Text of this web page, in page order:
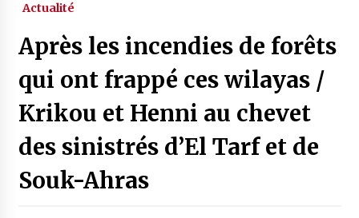
4 ans ago
Oum el Gaïla / L’ogresse du M’zab
4 ans ago
montagnards
Actualité
Après les incendies de forêts
qui ont frappé ces wilayas /
Krikou et Henni au chevet
des sinistrés d’El Tarf et de
Souk-Ahras